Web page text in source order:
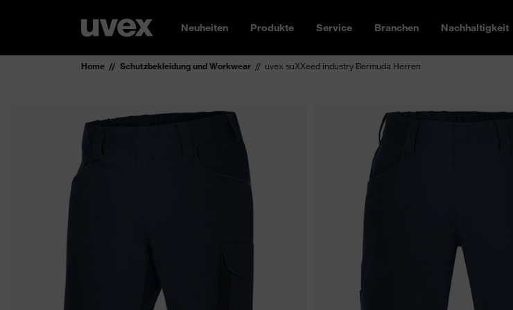
Neuheiten Produkte Service Branchen Nachhaltigkeit
Home Schutzbekleidung und Workwear uvex suXXeed industry Bermuda Herren